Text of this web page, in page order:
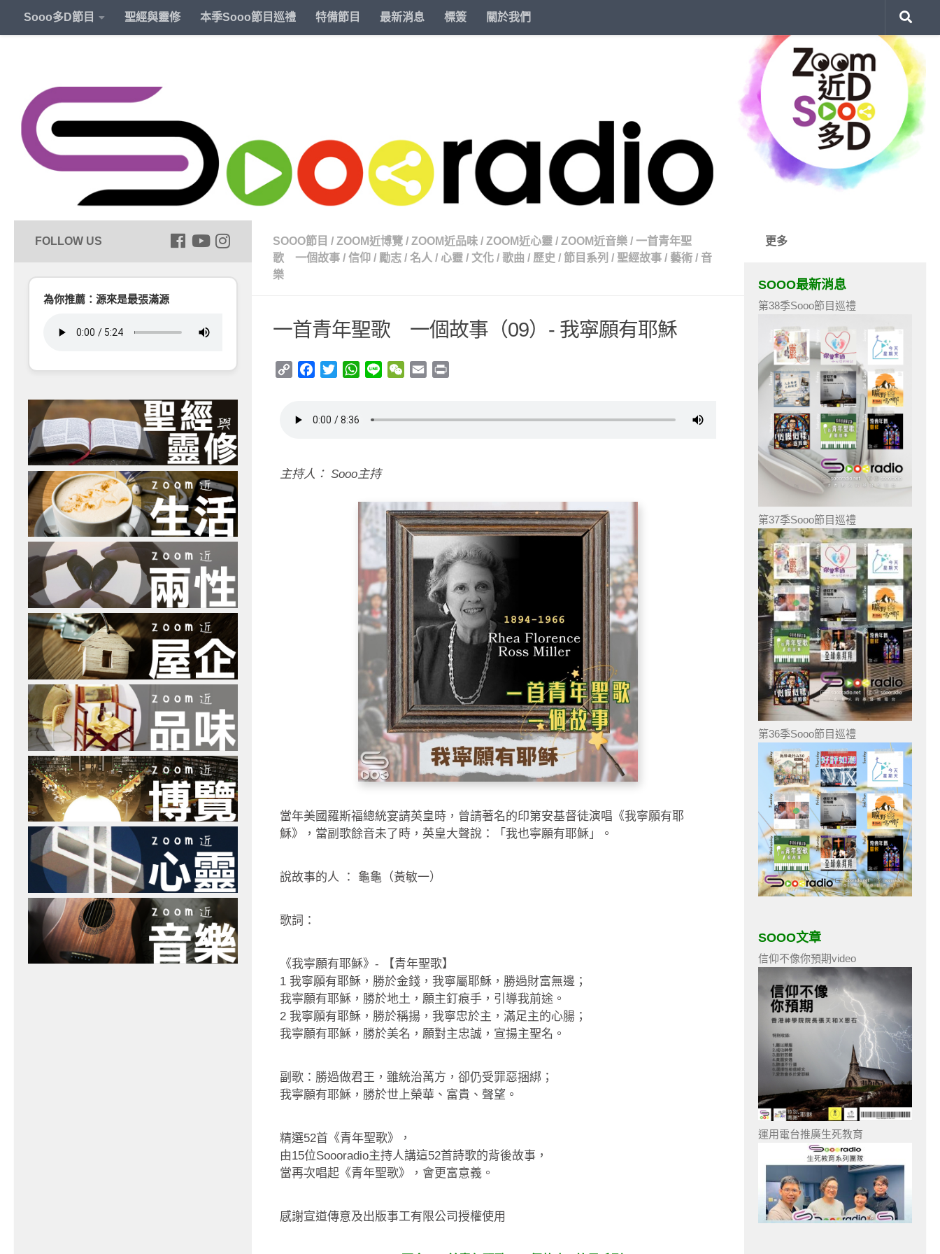
Sooo多D節目 聖經與靈修 本季Sooo節目巡禮 特備節目 最新消息 標簽 關於我們
SOOO節目 / ZOOM近博覽 / ZOOM近品味 / ZOOM近心靈 / ZOOM近音樂 / 一首青年聖
歌 一個故事 / 信仰 / 勵志 / 名人 / 心靈 / 文化 / 歌曲 / 歷史 / 節目系列 / 聖經故事 / 藝術 / 音
樂
一首青年聖歌 一個故事（09）- 我寜願有耶穌
Copy
Facebook
TwitterWhatsApp
Line WeChat
Email
主持人： Sooo主持
當年美國羅斯福總統宴請英皇時，曾請著名的印第安基督徒演唱《我寧願有耶
穌》，當副歌餘音未了時，英皇大聲說：「我也寧願有耶穌」。
說故事的人 ： 龜龜（黃敏一）
歌詞：
《我寧願有耶穌》- 【青年聖歌】
1 我寧願有耶穌，勝於金錢，我寧屬耶穌，勝過財富無邊；
我寧願有耶穌，勝於地土，願主釘痕手，引導我前途。
2 我寧願有耶穌，勝於稱揚，我寧忠於主，滿足主的心腸；
我寧願有耶穌，勝於美名，願對主忠誠，宣揚主聖名。
副歌：勝過做君王，雖統治萬方，卻仍受罪惡捆綁；
我寧願有耶穌，勝於世上榮華、富貴、聲望。
精選52首《青年聖歌》，
由15位Soooradio主持人講這52首詩歌的背後故事，
當再次唱起《青年聖歌》，會更富意義。
感謝宣道傳意及出版事工有限公司授權使用
為你推薦：源來是最張滿源
更多
SOOO最新消息
第38季Sooo節目巡禮
第37季Sooo節目巡禮
第36季Sooo節目巡禮
SOOO文章
信仰不像你預期video
運用電台推廣生死教育